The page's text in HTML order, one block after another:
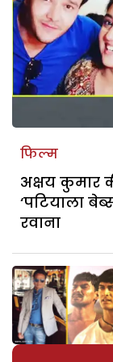
फिल्म
अक्षय कुमार
‘पटियाला
रवाना